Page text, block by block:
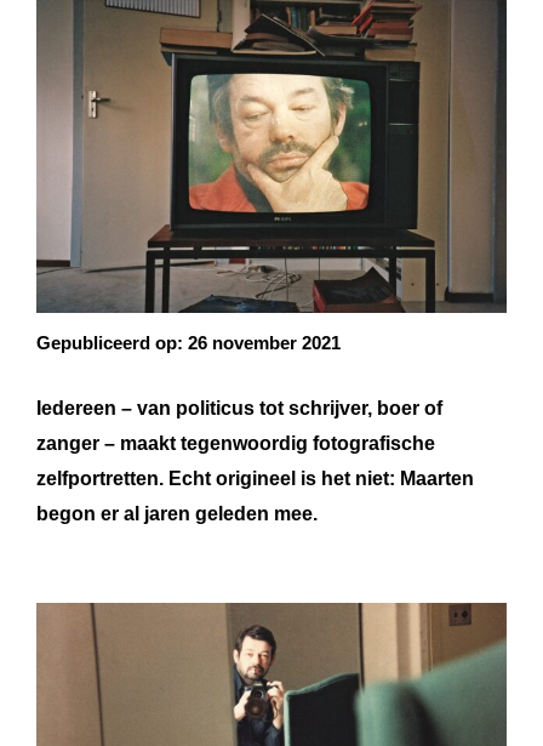
Gepubliceerd op: 26 november 2021
Iedereen – van politicus tot schrijver, boer of
zanger – maakt tegenwoordig fotografische
zelfportretten. Echt origineel is het niet: Maarten
begon er al jaren geleden mee.